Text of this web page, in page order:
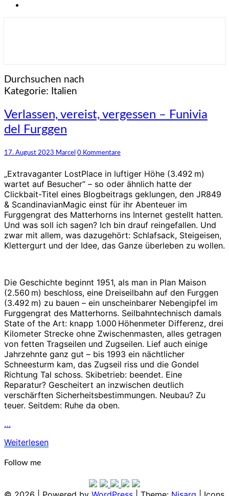
Durchsuchen nach
Kategorie: Italien
Verlassen,
vereist,
vergessen
Funivia
Furggen
Verlassen, vereist, vergessen – Funivia
del Furggen
17. August 2023 Marcel Kommentare
0 Kommentare
„Extravaganter LostPlace in luftiger Höhe (3.492 m)
wartet auf Besucher“ – so oder ähnlich hatte der
Clickbait-Titel eines Blogbeitrags geklungen, den JR849
& ScandinavianMagic einst für ihr Abenteuer im
Furggengrat des Matterhorns ins Internet gestellt hatten.
Und was soll ich sagen? Ich bin drauf reingefallen. Und
zwar mit allem, was dazugehört: Schlafsack, Steigeisen,
Klettergurt und der Idee, das Ganze überleben zu wollen.
Die Geschichte beginnt 1951, als man in Plan Maison
(2.560 m) beschloss, eine Dreiseilbahn auf den Furggen
(3.492 m) zu bauen – ein unscheinbarer Nebengipfel im
Furggengrat des Matterhorns. Seilbahntechnisch damals
State of the Art: knapp 1.000 Höhenmeter Differenz, drei
Kilometer Strecke ohne Zwischenmasten, alles getragen
von fetten Tragseilen und Zugseilen. Lief auch einige
Jahrzehnte ganz gut – bis 1993 ein nächtlicher
Schneesturm kam, das Zugseil riss und die Gondel
Richtung Tal schoss. Skibetrieb: beendet. Eine
Reparatur? Gescheitert an inzwischen deutlich
verschärften Sicherheitsbestimmungen. Neubau? Zu
teuer. Seitdem: Ruhe da oben.
…
WeiterlesenWeiterlesen
Follow me